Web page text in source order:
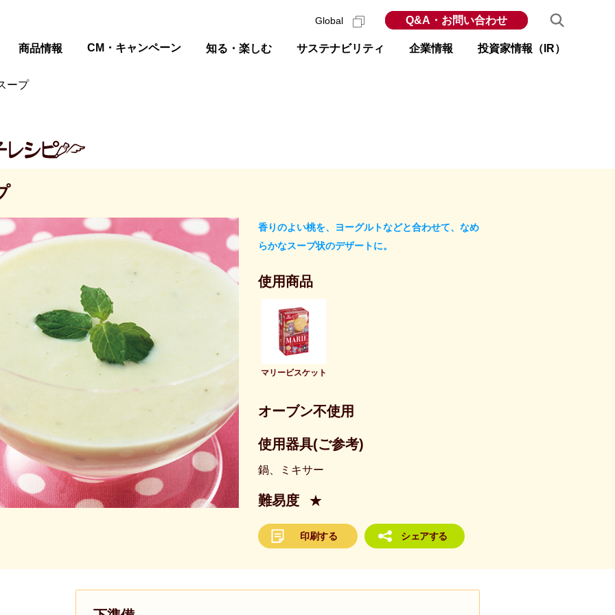
商品情報 CM・キャンペーン 知る・楽しむ サステナビリティ 企業情報 投資家情報（IR）
Global Q&A・お問い合わせ
ープ
香りのよい桃を、ヨーグルトなどと合わせて、なめ
らかなスープ状のデザートに。
使用商品
マリービスケット
オーブン不使用
使用器具(ご参考)
鍋、ミキサー
難易度 ★
印刷する シェアする